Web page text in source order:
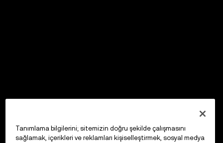
Tanımlama bilgilerini; sitemizin doğru şekilde çalışmasını
sağlamak, içerikleri ve reklamları kişiselleştirmek, sosyal medya